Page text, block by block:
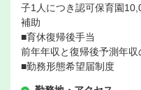
子1人につき認可保育園
補助
■育休復帰後手当
前年年収と復帰後予測年
■勤務形態希望届制度